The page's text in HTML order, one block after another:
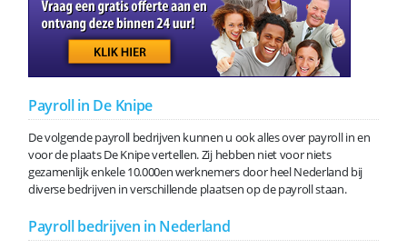
Payroll in De Knipe
De volgende payroll bedrijven kunnen u ook alles over payroll in en
voor de plaats De Knipe vertellen. Zij hebben niet voor niets
gezamenlijk enkele 10.000en werknemers door heel Nederland bij
diverse bedrijven in verschillende plaatsen op de payroll staan.
Payroll bedrijven in Nederland